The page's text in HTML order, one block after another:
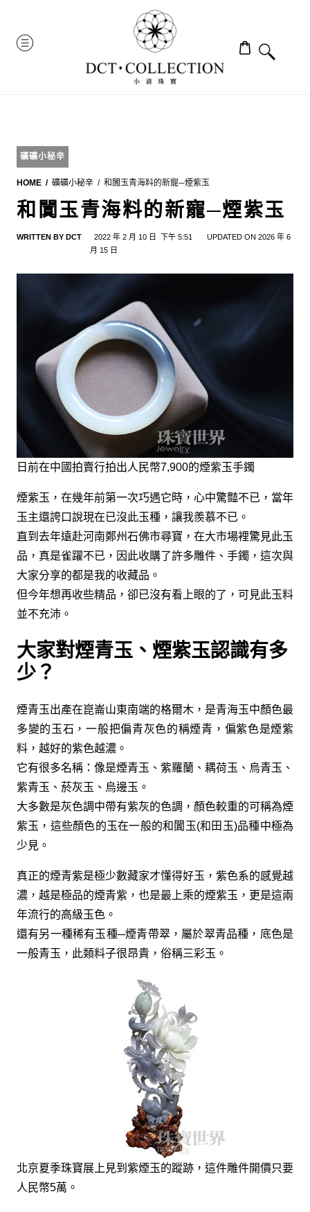
content
MENU
礦礦小秘辛
HOME 礦礦小秘辛 和闐玉青海料的新寵─煙紫玉
和闐玉青海料的新寵─煙紫玉
WRITTEN BY DCT 2022 年 2 月 10 日 下午 5:51
UPDATED ON 2026 年 6
月 15 日
日前在中國拍賣行拍出人民幣7,900的煙紫玉手鐲
煙紫玉，在幾年前第一次巧遇它時，心中驚豔不已，當年
玉主還誇口說現在已沒此玉種，讓我羨慕不已。
直到去年遠赴河南鄭州石佛市尋寶，在大市場裡驚見此玉
品，真是雀躍不已，因此收購了許多雕件、手鐲，這次與
大家分享的都是我的收藏品。
但今年想再收些精品，卻已沒有看上眼的了，可見此玉料
並不充沛。
大家對煙青玉、煙紫玉認識有多
少？
煙青玉出產在崑崙山東南端的格爾木，是青海玉中顏色最
多變的玉石，一般把偏青灰色的稱煙青，偏紫色是煙紫
料，越好的紫色越濃。
它有很多名稱：像是煙青玉、紫羅蘭、耦荷玉、烏青玉、
紫青玉、菸灰玉、烏邊玉。
大多數是灰色調中帶有紫灰的色調，顏色較重的可稱為煙
紫玉，這些顏色的玉在一般的和闐玉(和田玉)品種中極為
少見。
真正的煙青紫是極少數藏家才懂得好玉，紫色系的感覺越
濃，越是極品的煙青紫，也是最上乘的煙紫玉，更是這兩
年流行的高級玉色。
還有另一種稀有玉種─煙青帶翠，屬於翠青品種，底色是
一般青玉，此類料子很昂貴，俗稱三彩玉。
北京夏季珠寶展上見到紫煙玉的蹤跡，這件雕件開價只要
人民幣5萬。